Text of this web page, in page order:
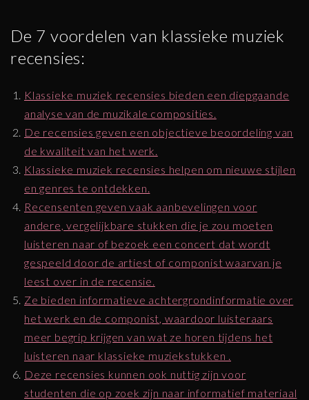
De 7 voordelen van klassieke muziek
recensies:
Klassieke muziek recensies bieden een diepgaande
analyse van de muzikale composities.
De recensies geven een objectieve beoordeling van
de kwaliteit van het werk.
Klassieke muziek recensies helpen om nieuwe stijlen
en genres te ontdekken.
Recensenten geven vaak aanbevelingen voor
andere, vergelijkbare stukken die je zou moeten
luisteren naar of bezoek een concert dat wordt
gespeeld door de artiest of componist waarvan je
leest over in de recensie.
Ze bieden informatieve achtergrondinformatie over
het werk en de componist, waardoor luisteraars
meer begrip krijgen van wat ze horen tijdens het
luisteren naar klassieke muziekstukken .
Deze recensies kunnen ook nuttig zijn voor
studenten die op zoek zijn naar informatief materiaal